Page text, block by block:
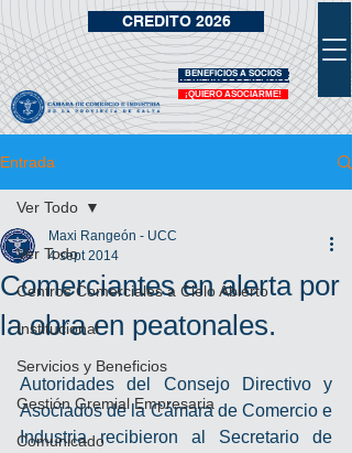
¡QUIERO ASOCIARME!
VIDRIERA DE BENEFICIOS
BENEFICIOS A SOCIOS
CREDITO 2026
Entrada
Ver Todo
Centros Comerciales a Cielo Abierto
Institucional
Servicios y Beneficios
Gestión Gremial Empresaria
Comunicado
Ver Todo
Comerciantes en alerta por
la obra en peatonales.
Maxi Rangeón - UCC
4 sept 2014
Autoridades del Consejo Directivo y
Asociados de la Cámara de Comercio e
Industria recibieron al Secretario de